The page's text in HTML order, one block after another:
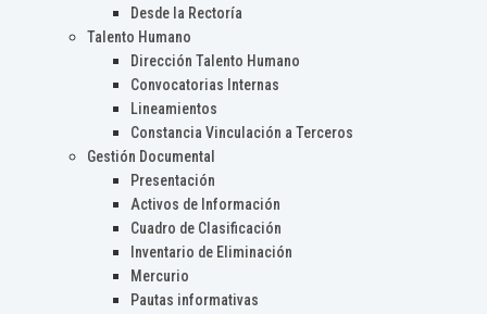
Desde la Rectoría
Talento Humano
Dirección Talento Humano
Convocatorias Internas
Lineamientos
Constancia Vinculación a Terceros
Gestión Documental
Presentación
Activos de Información
Cuadro de Clasificación
Inventario de Eliminación
Mercurio
Pautas informativas